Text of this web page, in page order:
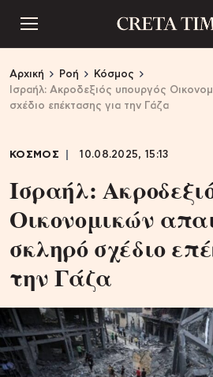
Αρχική Ροή
Κόσμος
Ισραήλ: Ακροδεξιός υπουργός
σχέδιο επέκτασης για την Γάζα
ΚΟΣΜΟΣ 10.08.2025, 15:13
Ισραήλ:
Οικονομικών
σκληρό σχέδιο
την Γάζα